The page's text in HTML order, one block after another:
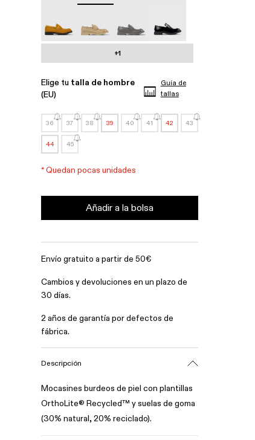
+1
Elige tu talla de hombre
(EU)
Guía de
tallas
36 37 38 39 40 41 42 43
44 45
*Quedan pocas unidades
Añadir a la bolsa
Envío gratuito a partir de 50€
Cambios y devoluciones en un plazo de
30 días.
2 años de garantía por defectos de
fábrica.
Descripción
Mocasines burdeos de piel con plantillas
OrthoLite® Recycled™ y suelas de goma
(30% natural, 20% reciclado).